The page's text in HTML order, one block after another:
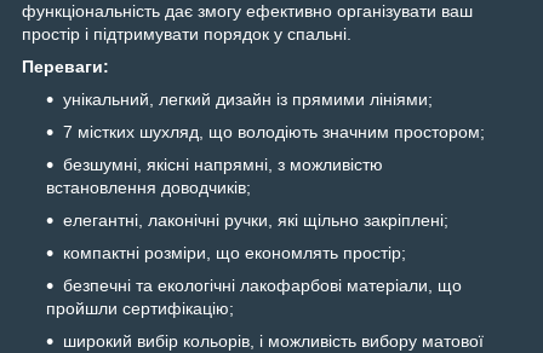
функціональність дає змогу ефективно організувати ваш
простір і підтримувати порядок у спальні.
Переваги:
унікальний, легкий дизайн із прямими лініями;
7 містких шухляд, що володіють значним простором;
безшумні, якісні напрямні, з можливістю
встановлення доводчиків;
елегантні, лаконічні ручки, які щільно закріплені;
компактні розміри, що економлять простір;
безпечні та екологічні лакофарбові матеріали, що
пройшли сертифікацію;
широкий вибір кольорів, і можливість вибору матової